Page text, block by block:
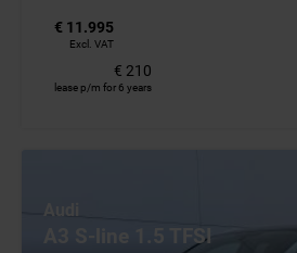
€ 11.995
Excl. VAT
€ 210
lease p/m for 6 years
Audi
A3 S-line 1.5 TFSI